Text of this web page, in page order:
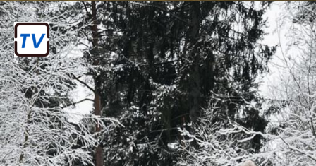
बेटर कॉल सौल (Better Call
Saul)
Breaking Bad का प्रीक्वल इस सीरीज़ के
हाई-इमोशनल और थ्रिलर एलिमेंट्स इसे एक
मास्टरपीस बनाते है।